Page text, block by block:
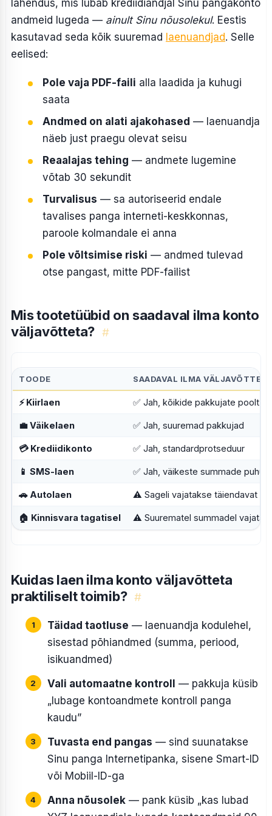
lahendus, mis lubab krediidiandjal Sinu pangakonto
andmeid lugeda — ainult Sinu nõusolekul. Eestis
kasutavad seda kõik suuremad laenuandjad. Selle
eelised:
Pole vaja PDF-faili alla laadida ja kuhugi
saata
Andmed on alati ajakohased — laenuandja
näeb just praegu olevat seisu
Reaalajas tehing — andmete lugemine
võtab 30 sekundit
Turvalisus — sa autoriseerid endale
tavalises panga interneti-keskkonnas,
paroole kolmandale ei anna
Pole võltsimise riski — andmed tulevad
otse pangast, mitte PDF-failist
Mis tootetüübid on saadaval ilma konto
väljavõtteta? #
TOODE SAADAVAL ILMA
⚡ Kiirlaen ✅ Jah, kõikide pakkujate poolt
💼 Väikelaen ✅ Jah, suuremad pakkujad
💳 Krediidikonto ✅ Jah, standardprotseduur
📱 SMS-laen ✅ Jah, väikeste summade puhul
🚗 Autolaen ⚠ Sageli vajatakse täiendavat
🏠 Kinnisvara tagatisel ⚠ Suurematel summadel
Kuidas laen ilma konto väljavõtteta
praktiliselt toimib? #
Täidad taotluse — laenuandja kodulehel,
sisestad põhiandmed (summa, periood,
isikuandmed)
Vali automaatne kontroll — pakkuja küsib
„lubage kontoandmete kontroll panga
kaudu”
Tuvasta end pangas — sind suunatakse
Sinu panga Internetipanka, sisene Smart-ID
või Mobiil-ID-ga
Anna nõusolek— pank küsib „kas lubad